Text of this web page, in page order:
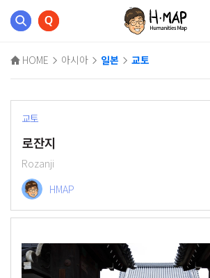
HOME 아시아 일본 교토
교토
로잔지
Rozanji
HMAP